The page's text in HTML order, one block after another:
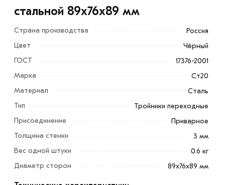
Тройник стальной 89х76х89 мм приварной используется
для создания дополнительного ответвления
Материал изготовления – черные металлы, сталь.
Применяется в системах отопления, водопроводов,
условиях неагрессивных сред (вода, водяной пар,
стальной 89х76х89 мм
Страна производства
Россия
Цвет
Чёрный
ГОСТ
17376-2001
Марка
Ст20
Материал
Сталь
Тип
Тройники переходные
Присоединение
Приварное
Толщина стенки
3 мм
Вес одной штуки
0.6 кг
Диаметр сторон
89х76х89 мм